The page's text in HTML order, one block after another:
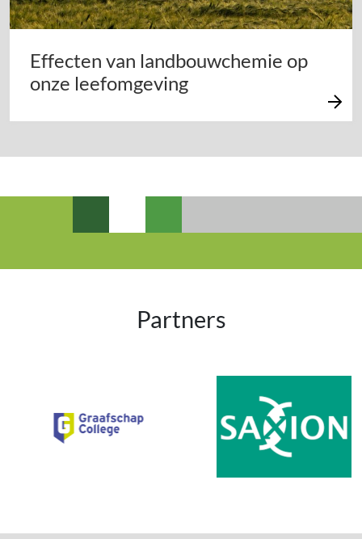
Effecten van landbouwchemie op
onze leefomgeving
Partners